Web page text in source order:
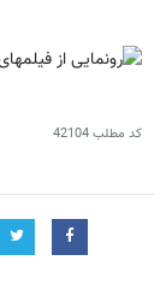
کد مطلب42104